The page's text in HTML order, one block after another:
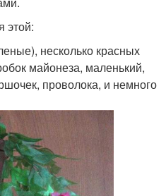
этой:
несколько красных
майонеза, маленький,
проволока, и немного